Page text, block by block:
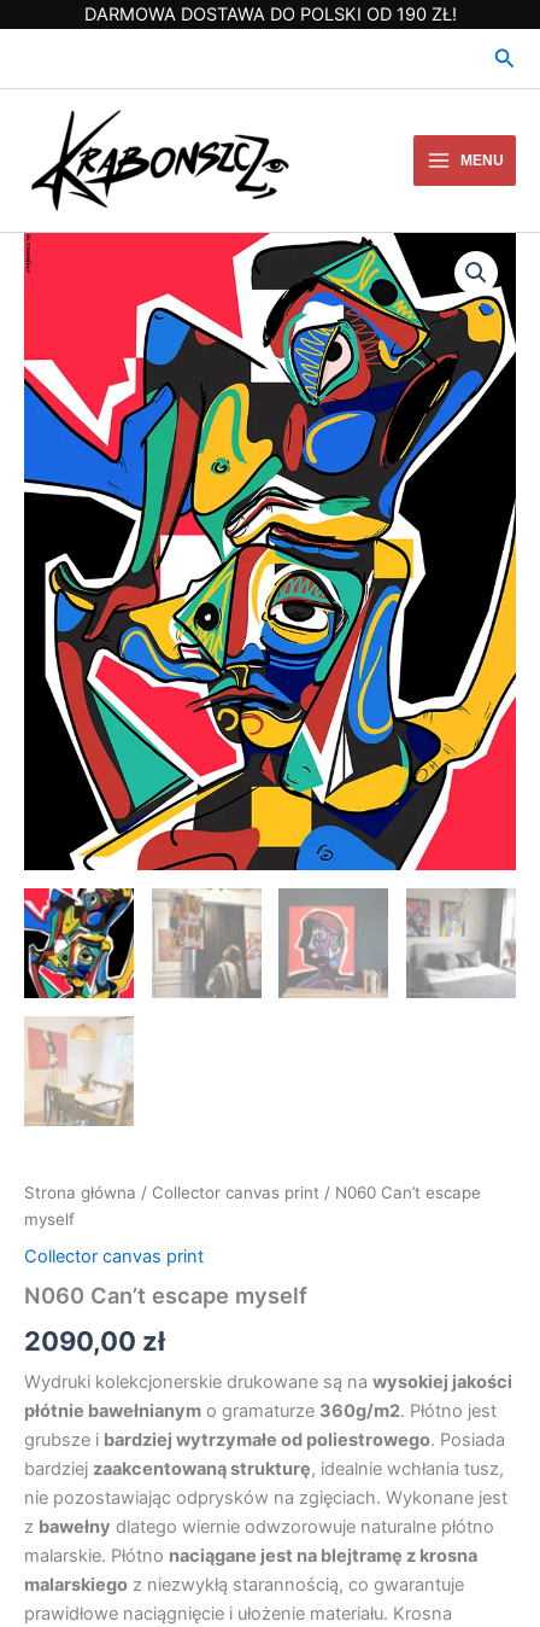
DARMOWA DOSTAWA DO POLSKI OD 190 ZŁ!
MENU
Strona główna / Collector canvas print / N060 Can’t escape
myself
Collector canvas print
N060 Can’t escape myself
2090,00 zł
Wydruki kolekcjonerskie drukowane są na wysokiej jakości
płótnie bawełnianym o gramaturze 360g/m2. Płótno jest
grubsze i bardziej wytrzymałe od poliestrowego. Posiada
bardziej zaakcentowaną strukturę, idealnie wchłania tusz,
nie pozostawiając odprysków na zgięciach. Wykonane jest
z bawełny dlatego wiernie odwzorowuje naturalne płótno
malarskie. Płótno naciągane jest na blejtramę z krosna
malarskiego z niezwykłą starannością, co gwarantuje
prawidłowe naciągnięcie i ułożenie materiału. Krosna
ilość
N060